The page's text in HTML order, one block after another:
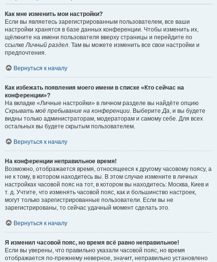
Как мне изменить мои настройки?
Если вы являетесь зарегистрированным пользователем, все ваши
настройки хранятся в базе данных конференции. Чтобы изменить их,
щёлкните на имени пользователя вверху страницы и перейдите по
ссылкеЛичный раздел. Там вы можете изменить все свои настройки и
предпочтения.
Вернуться к началу
Как избежать появления моего имени в списке «Кто сейчас на
конференции»?
На вкладке «Личные настройки» в личном разделе вы найдёте опцию
Скрывать моё пребывание на конференции. ВыберитеДа, и вы будете
видны только администраторам, модераторам и самому себе. Для всех
остальных вы будете скрытым пользователем.
Вернуться к началу
На конференции неправильное время!
Возможно, отображается время, относящееся к другому часовому поясу, а
не к тому, в котором находитесь вы. В этом случае измените в личных
настройках часовой пояс на тот, в котором вы находитесь: Москва, Киев и
т. д. Учтите, что изменять часовой пояс, как и большинство настроек,
могут только зарегистрированные пользователи. Если вы не
зарегистрированы, то сейчас удачный момент сделать это.
Вернуться к началу
Я изменил часовой пояс, но время всё равно неправильное!
Если вы уверены, что правильно указали часовой пояс, но время
отображается по-прежнему неверное, значит, неправильно установлено